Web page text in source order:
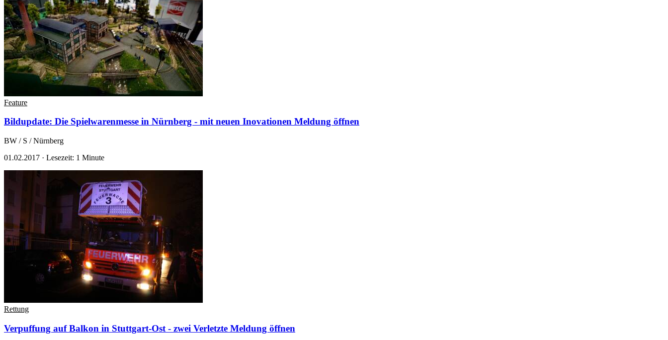
Feature
Bildupdate: Die Spielwarenmesse in Nürnberg - mit neuen Inovationen Meldung öffnen
BW / S / Nürnberg
01.02.2017 · Lesezeit: 1 Minute
Rettung
Verpuffung auf Balkon in Stuttgart-Ost - zwei Verletzte Meldung öffnen